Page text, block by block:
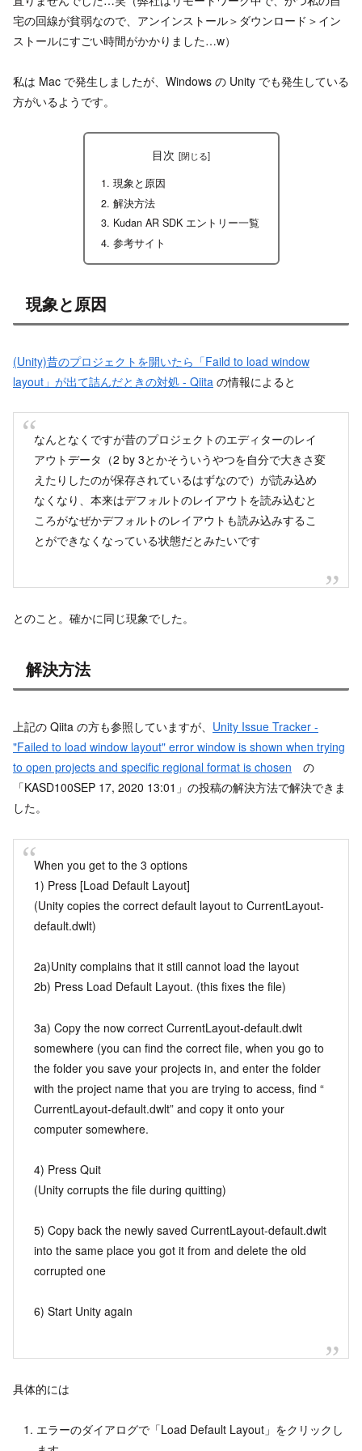
宅の回線が貧弱なので、アンインストール＞ダウンロード＞イン
ストールにすごい時間がかかりました…w）
私は Mac で発生しましたが、Windows の Unity でも発生している
方がいるようです。
目次
現象と原因
解決方法
Kudan AR SDK エントリー一覧
参考サイト
現象と原因
(Unity)昔のプロジェクトを開いたら「Faild to load window
layout」が出て詰んだときの対処 - Qiita の情報によると
なんとなくですが昔のプロジェクトのエディターのレイ
アウトデータ（2 by 3とかそういうやつを自分で大きさ変
えたりしたのが保存されているはずなので）が読み込め
なくなり、本来はデフォルトのレイアウトを読み込むと
ころがなぜかデフォルトのレイアウトも読み込みするこ
とができなくなっている状態だとみたいです
とのこと。確かに同じ現象でした。
解決方法
上記の Qiita の方も参照していますが、 Unity Issue Tracker -
"Failed to load window layout" error window is shown when trying
to open projects and specific regional format is chosen の
「KASD100SEP 17, 2020 13:01」の投稿の解決方法で解決できま
した。
When you get to the 3 options
1) Press [Load Default Layout]
(Unity copies the correct default layout to CurrentLayout-
default.dwlt)
2a)Unity complains that it still cannot load the layout
2b) Press Load Default Layout. (this fixes the file)
3a) Copy the now correct CurrentLayout-default.dwlt
somewhere (you can find the correct file, when you go to
the folder you save your projects in, and enter the folder
with the project name that you are trying to access, find “
CurrentLayout-default.dwlt” and copy it onto your
computer somewhere.
4) Press Quit
(Unity corrupts the file during quitting)
5) Copy back the newly saved CurrentLayout-default.dwlt
into the same place you got it from and delete the old
corrupted one
6) Start Unity again
具体的には
エラーのダイアログで「Load Default Layout」をクリックし